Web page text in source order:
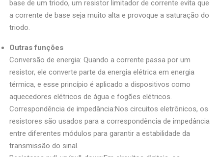
base de um triodo, um resistor limitador de corrente evita que
a corrente de base seja muito alta e provoque a saturação do
triodo.
Outras funções
Conversão de energia: Quando a corrente passa por um
resistor, ele converte parte da energia elétrica em energia
térmica, e esse princípio é aplicado a dispositivos como
aquecedores elétricos de água e fogões elétricos.
Correspondência de impedância:Nos circuitos eletrônicos, os
resistores são usados para a correspondência de impedância
entre diferentes módulos para garantir a estabilidade da
transmissão do sinal.